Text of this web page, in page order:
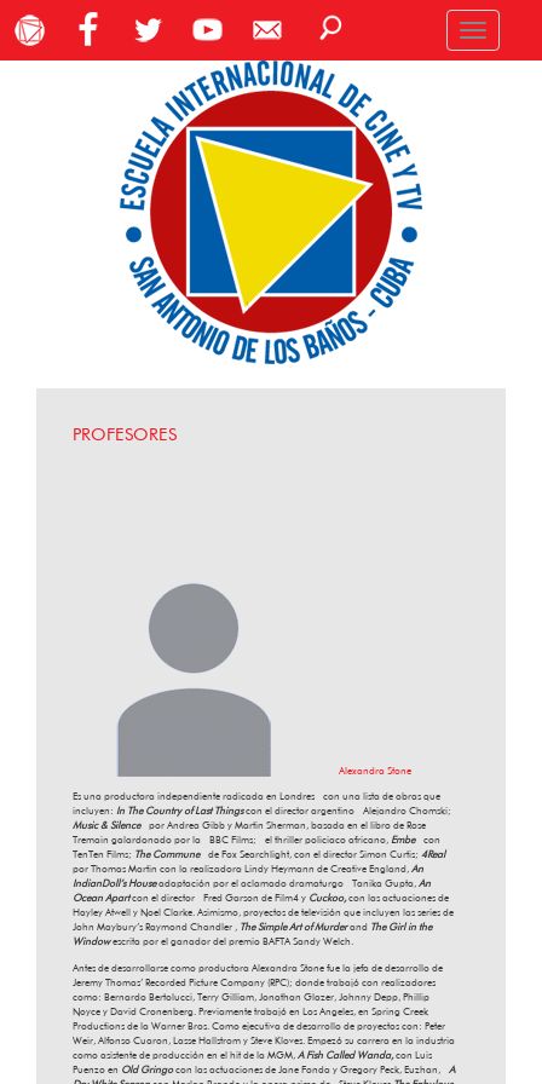
Toggle
navigation
PROFESORES
Alexandra Stone
Es una productora independiente radicada en Londres con una lista de obras que
incluyen: In The Country of Last Thingscon el director argentino Alejandro Chomski;
Music & Silence por Andrea Gibb y Martin Sherman, basada en el libro de Rose
Tremain galardonado por la BBC Films; el thriller policiaco africano, Embe con
TenTen Films; The Commune de Fox Searchlight, con el director Simon Curtis; 4Real
por Thomas Martin con la realizadora Lindy Heymann de Creative England, An
IndianDoll’s Houseadaptación por el aclamado dramaturgo Tanika Gupta, An
Ocean Apartcon el director Fred Garson de Film4 y Cuckoo,con las actuaciones de
Hayley Atwell y Noel Clarke. Asimismo, proyectos de televisión que incluyen las series de
John Maybury’s Raymond Chandler , The Simple Art of Murderand The Girl in the
Windowescrita por el ganador del premio BAFTA Sandy Welch.
Antes de desarrollarse como productora Alexandra Stone fue la jefa de desarrollo de
Jeremy Thomas’ Recorded Picture Company (RPC); donde trabajó con realizadores
como: Bernardo Bertolucci, Terry Gilliam, Jonathan Glazer, Johnny Depp, Phillip
Noyce y David Cronenberg. Previamente trabajó en Los Angeles, en Spring Creek
Productions de la Warner Bros. Como ejecutiva de desarrollo de proyectos con: Peter
Weir, Alfonso Cuaron, Lasse Hallstrom y Steve Kloves. Empezó su carrera en la industria
como asistente de producción en el hit de la MGM, A Fish Called Wanda,con Luis
Puenzo en Old Gringocon las actuaciones de Jane Fonda y Gregory Peck, Euzhan, A